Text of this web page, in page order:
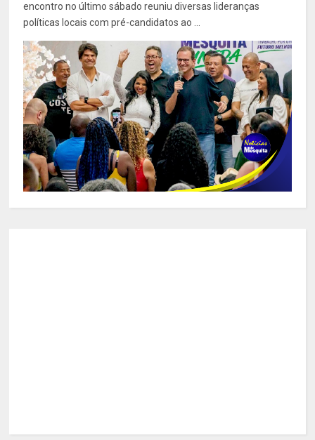
encontro no último sábado reuniu diversas lideranças
políticas locais com pré-candidatos ao ...